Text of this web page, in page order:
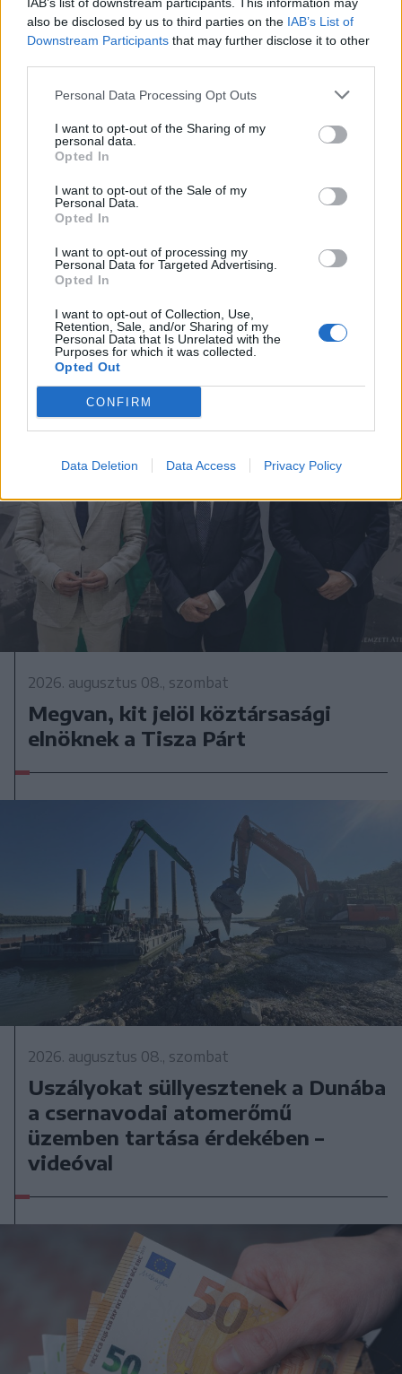
also be disclosed by us to third parties on the IAB’s List of
Downstream Participants that may further disclose it to other
Personal Data Processing Opt Outs
I want to opt-out of the Sharing of my
personal data.
Opted In
I want to opt-out of the Sale of my
Personal Data.
Opted In
I want to opt-out of processing my
Personal Data for Targeted Advertising.
Opted In
I want to opt-out of Collection, Use,
Retention, Sale, and/or Sharing of my
Personal Data that Is Unrelated with the
Purposes for which it was collected.
Opted Out
CONFIRM
Data Deletion Data Access Privacy Policy
2026. augusztus 08., szombat
Hétvégén is folytatódik a gázolaj
árának csökkenése
2026. augusztus 08., szombat
Megvan, kit jelöl köztársasági
elnöknek a Tisza Párt
2026. augusztus 08., szombat
Uszályokat süllyesztenek a Dunába
a csernavodai atomerőmű
üzemben tartása érdekében –
videóval